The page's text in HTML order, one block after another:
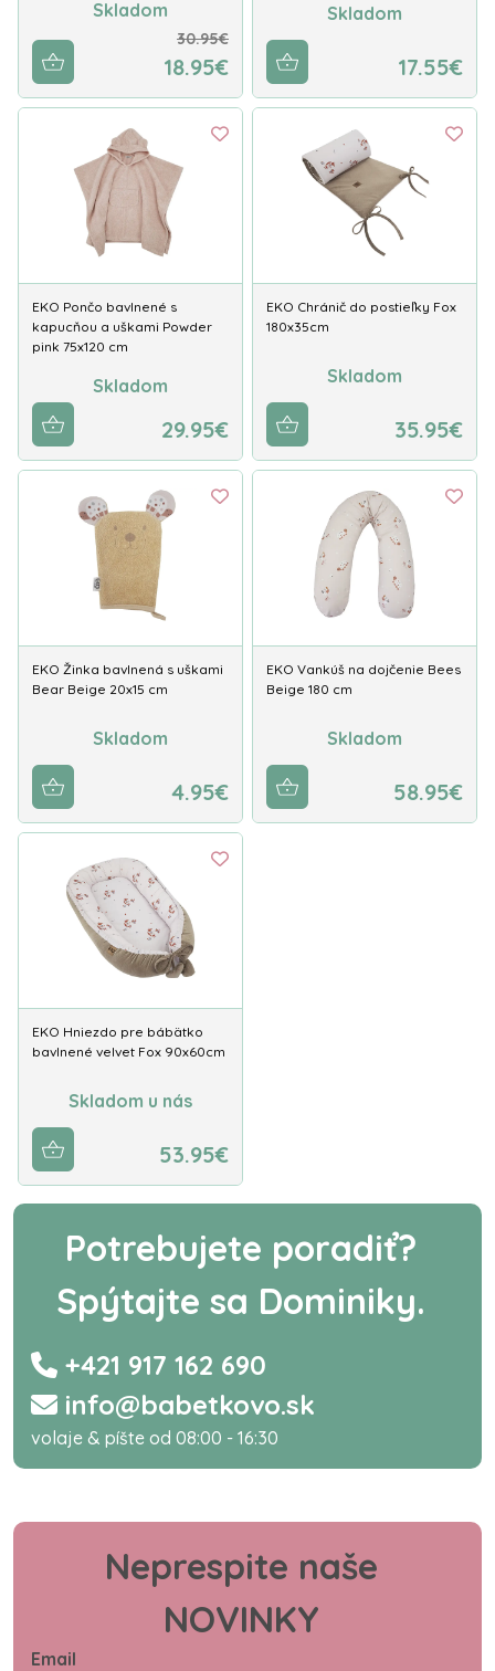
Skladom
30.95€
18.95€
Skladom
17.55€
EKO Pončo bavlnené s
kapucňou a uškami Powder
pink 75x120 cm
Skladom
29.95€
EKO Chránič do postieľky Fox
180x35cm
Skladom
35.95€
EKO Žinka bavlnená s uškami
Bear Beige 20x15 cm
Skladom
4.95€
EKO Vankúš na dojčenie Bees
Beige 180 cm
Skladom
58.95€
EKO Hniezdo pre bábätko
bavlnené velvet Fox 90x60cm
Skladom u nás
53.95€
Potrebujete poradiť?
Spýtajte sa Dominiky.
+421 917 162 690
info@babetkovo.sk
volaje & píšte od 08:00 - 16:30
Neprespite naše
NOVINKY
Email